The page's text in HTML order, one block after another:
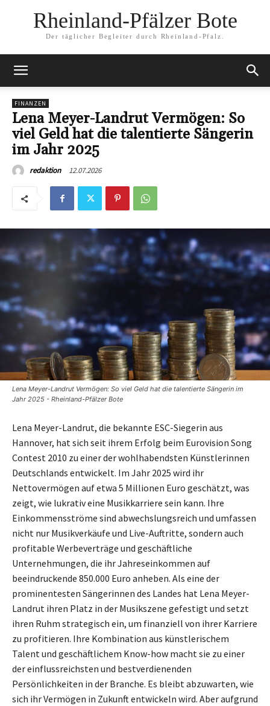
Rheinland-Pfälzer Bote
Der täglicher Begleiter durch Rheinland-Pfalz.
FINANZEN
Lena Meyer-Landrut Vermögen: So
viel Geld hat die talentierte Sängerin
im Jahr 2025
redaktion 12.07.2026
Lena Meyer-Landrut Vermögen: So viel Geld hat die talentierte Sängerin im
Jahr 2025 - Rheinland-Pfälzer Bote
Lena Meyer-Landrut, die bekannte ESC-Siegerin aus
Hannover, hat sich seit ihrem Erfolg beim Eurovision Song
Contest 2010 zu einer der wohlhabendsten Künstlerinnen
Deutschlands entwickelt. Im Jahr 2025 wird ihr
Nettovermögen auf etwa 5 Millionen Euro geschätzt, was
zeigt, wie lukrativ eine Musikkarriere sein kann. Ihre
Einkommensströme sind abwechslungsreich und umfassen
nicht nur Musikverkäufe und Live-Auftritte, sondern auch
profitable Werbeverträge und geschäftliche
Unternehmungen, die ihr Jahreseinkommen auf
beeindruckende 850.000 Euro anheben. Als eine der
prominentesten Sängerinnen des Landes hat Lena Meyer-
Landrut ihren Platz in der Musikszene gefestigt und setzt
ihren Ruhm strategisch ein, um finanziell von ihrer Karriere
zu profitieren. Ihre Kombination aus künstlerischem
Talent und geschäftlichem Know-how macht sie zu einer
der einflussreichsten und bestverdienenden
Persönlichkeiten in der Branche. Es bleibt abzuwarten, wie
sich ihr Vermögen in Zukunft entwickeln wird. Aber aufgrund